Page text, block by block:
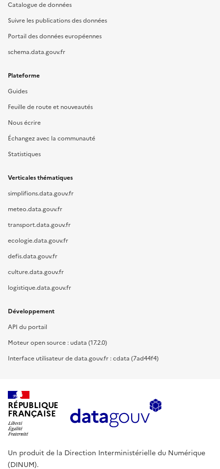
Catalogue de données
Suivre les publications des données
Portail des données européennes
schema.data.gouv.fr
Plateforme
Guides
Feuille de route et nouveautés
Nous écrire
Échangez avec la communauté
Statistiques
Verticales thématiques
simplifions.data.gouv.fr
meteo.data.gouv.fr
transport.data.gouv.fr
ecologie.data.gouv.fr
defis.data.gouv.fr
culture.data.gouv.fr
logistique.data.gouv.fr
Développement
API du portail
Moteur open source : udata (17.2.0)
Interface utilisateur de data.gouv.fr : cdata (7ad44f4)
RÉPUBLIQUE
FRANÇAISE
Un produit de la Direction Interministérielle du Numérique
(DINUM).